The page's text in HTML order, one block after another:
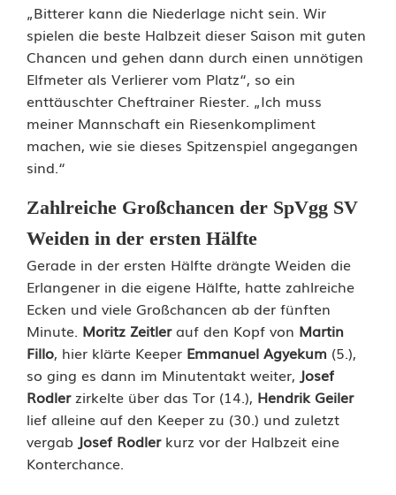
n
K
o
n
t
e
r
k
o
s
t
e
t
d
„Bitterer kann die Niederlage nicht sein. Wir
spielen die beste Halbzeit dieser Saison mit guten
Chancen und gehen dann durch einen unnötigen
Elfmeter als Verlierer vom Platz“, so ein
enttäuschter Cheftrainer Riester. „Ich muss
meiner Mannschaft ein Riesenkompliment
machen, wie sie dieses Spitzenspiel angegangen
sind.“
Zahlreiche Großchancen der SpVgg SV
Weiden in der ersten Hälfte
Gerade in der ersten Hälfte drängte Weiden die
Erlangener in die eigene Hälfte, hatte zahlreiche
Ecken und viele Großchancen ab der fünften
Minute. Moritz Zeitlerauf den Kopf von Martin
Fillo, hier klärte Keeper Emmanuel Agyekum (5.),
so ging es dann im Minutentakt weiter, Josef
Rodlerzirkelte über das Tor (14.), Hendrik Geiler
lief alleine auf den Keeper zu (30.) und zuletzt
vergab Josef Rodlerkurz vor der Halbzeit eine
Konterchance.